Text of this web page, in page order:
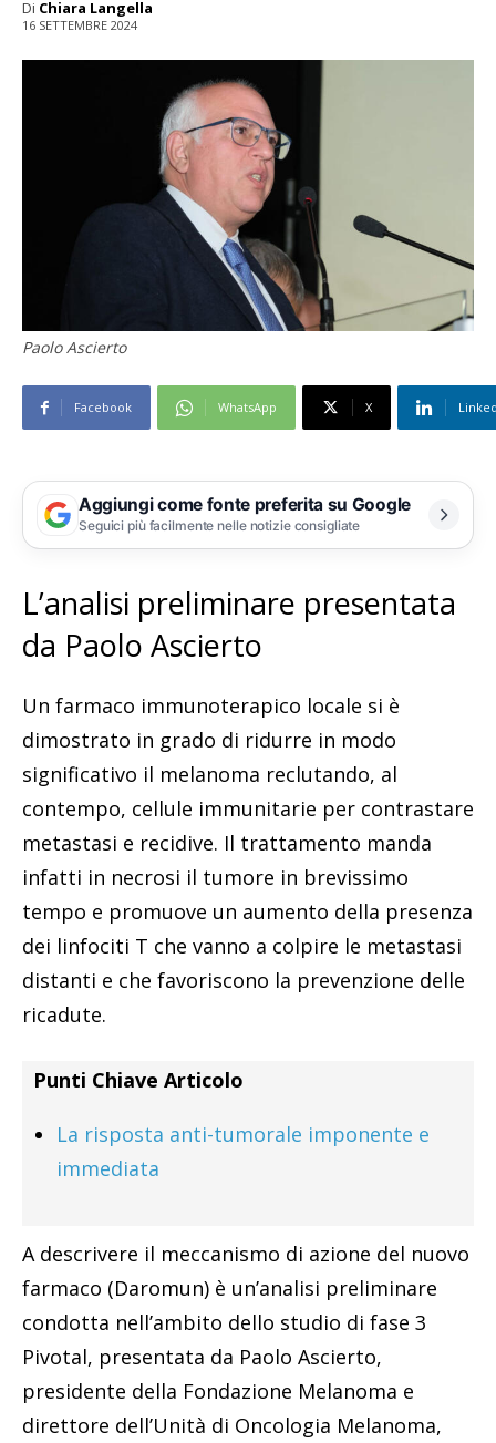
Di Chiara Langella
16 SETTEMBRE 2024
Paolo Ascierto
Facebook WhatsApp X
Aggiungi come fonte preferita su Google
Seguici più facilmente nelle notizie consigliate
L’analisi preliminare presentata
da Paolo Ascierto
Un farmaco immunoterapico locale si è
dimostrato in grado di ridurre in modo
significativo il melanoma reclutando, al
contempo, cellule immunitarie per contrastare
metastasi e recidive. Il trattamento manda
infatti in necrosi il tumore in brevissimo
tempo e promuove un aumento della presenza
dei linfociti T che vanno a colpire le metastasi
distanti e che favoriscono la prevenzione delle
ricadute.
Punti Chiave Articolo
La risposta anti-tumorale imponente e
immediata
A descrivere il meccanismo di azione del nuovo
farmaco (Daromun) è un’analisi preliminare
condotta nell’ambito dello studio di fase 3
Pivotal, presentata da Paolo Ascierto,
presidente della Fondazione Melanoma e
direttore dell’Unità di Oncologia Melanoma,